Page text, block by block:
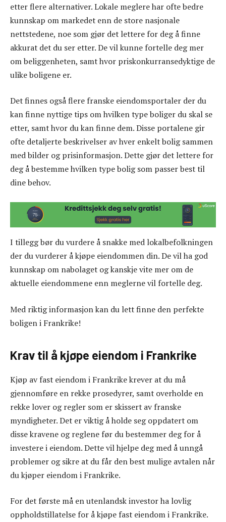
etter flere alternativer. Lokale meglere har ofte bedre
kunnskap om markedet enn de store nasjonale
nettstedene, noe som gjør det lettere for deg å finne
akkurat det du ser etter. De vil kunne fortelle deg mer
om beliggenheten, samt hvor priskonkurransedyktige de
ulike boligene er.
Det finnes også flere franske eiendomsportaler der du
kan finne nyttige tips om hvilken type boliger du skal se
etter, samt hvor du kan finne dem. Disse portalene gir
ofte detaljerte beskrivelser av hver enkelt bolig sammen
med bilder og prisinformasjon. Dette gjør det lettere for
deg å bestemme hvilken type bolig som passer best til
dine behov.
I tillegg bør du vurdere å snakke med lokalbefolkningen
der du vurderer å kjøpe eiendommen din. De vil ha god
kunnskap om nabolaget og kanskje vite mer om de
aktuelle eiendommene enn meglerne vil fortelle deg.
Med riktig informasjon kan du lett finne den perfekte
boligen i Frankrike!
Krav til å kjøpe eiendom i Frankrike
Kjøp av fast eiendom i Frankrike krever at du må
gjennomføre en rekke prosedyrer, samt overholde en
rekke lover og regler som er skissert av franske
myndigheter. Det er viktig å holde seg oppdatert om
disse kravene og reglene før du bestemmer deg for å
investere i eiendom. Dette vil hjelpe deg med å unngå
problemer og sikre at du får den best mulige avtalen når
du kjøper eiendom i Frankrike.
For det første må en utenlandsk investor ha lovlig
oppholdstillatelse for å kjøpe fast eiendom i Frankrike.